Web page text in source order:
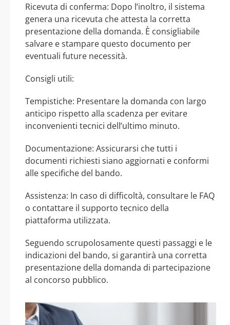
Ricevuta di conferma: Dopo l’inoltro, il sistema
genera una ricevuta che attesta la corretta
presentazione della domanda. È consigliabile
salvare e stampare questo documento per
eventuali future necessità.
Consigli utili:
Tempistiche: Presentare la domanda con largo
anticipo rispetto alla scadenza per evitare
inconvenienti tecnici dell’ultimo minuto.
Documentazione: Assicurarsi che tutti i
documenti richiesti siano aggiornati e conformi
alle specifiche del bando.
Assistenza: In caso di difficoltà, consultare le FAQ
o contattare il supporto tecnico della
piattaforma utilizzata.
Seguendo scrupolosamente questi passaggi e le
indicazioni del bando, si garantirà una corretta
presentazione della domanda di partecipazione
al concorso pubblico.